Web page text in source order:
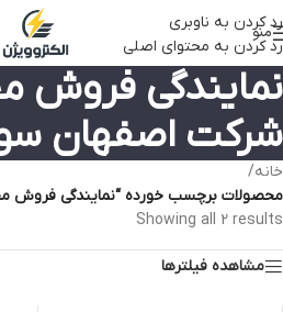
رد کردن به ناوبری
رد کردن به محتوای اصلی
منو
نمایندگی فروش
شرکت اصفهان
خانه/
محصولات برچسب خورده “نمایندگی فروش
Showing all 2 results
مشاهده فیلترها